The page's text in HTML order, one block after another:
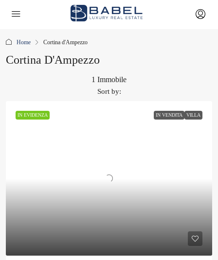
Home Cortina d'Ampezzo
Cortina D'Ampezzo
1 Immobile
Sort by:
IN EVIDENZA IN VENDITA VILLA